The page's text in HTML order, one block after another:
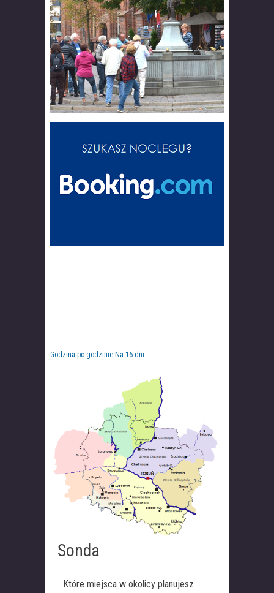
Godzina po godzinie Na 16 dni
Sonda
Które miejsca w okolicy planujesz